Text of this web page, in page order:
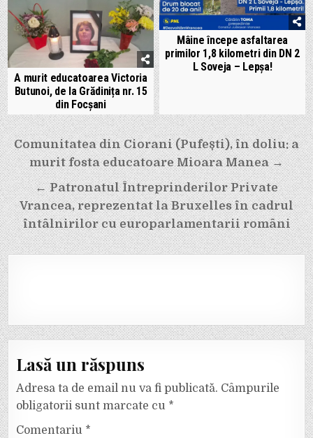
A murit educatoarea Victoria
Butunoi, de la Grădinița nr. 15
din Focșani
Mâine începe asfaltarea
primilor 1,8 kilometri din DN 2
L Soveja – Lepșa!
Navigare
în
articole
Comunitatea din Ciorani (Pufești), în doliu: a
murit fosta educatoare Mioara Manea →
← Patronatul Întreprinderilor Private
Vrancea, reprezentat la Bruxelles în cadrul
întâlnirilor cu europarlamentarii români
Lasă un răspuns
Adresa ta de email nu va fi publicată. Câmpurile
obligatorii sunt marcate cu *
Comentariu *